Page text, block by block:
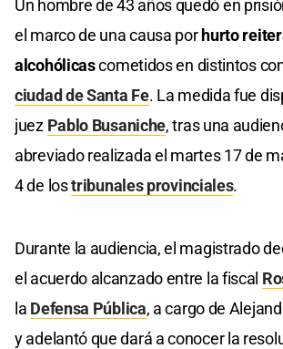
Un hombre de 43 años quedó en
el marco de una causa porhurto
alcohólicascometidos en distintos
ciudad de Santa Fe. La medida fue
juez Pablo Busaniche, tras una
abreviado realizada el martes 17 de
4 de lostribunales provinciales.
Durante la audiencia, el magistrado
el acuerdo alcanzado entre la fiscal
la Defensa Pública, a cargo de
y adelantó que dará a conocer la